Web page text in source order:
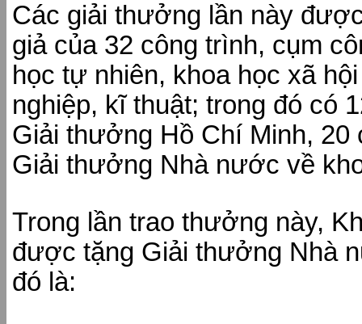
Các giải thưởng lần này
giả của 32 công trình, cụm
học tự nhiên, khoa học xã
nghiệp, kĩ thuật; trong đó có
Giải thưởng Hồ Chí Minh, 20
Giải thưởng Nhà nước về
Trong lần trao thưởng này,
được tặng Giải thưởng Nhà
đó là: